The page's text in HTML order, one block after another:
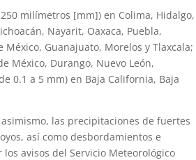
milímetros [mm]) en Colima, Hidalgo,
Nayarit, Oaxaca, Puebla,
Guanajuato, Morelos y Tlaxcala;
México, Durango, Nuevo León,
0.1 a 5 mm) en Baja California, Baja
las precipitaciones de fuertes
así como desbordamientos e
avisos del Servicio Meteorológico